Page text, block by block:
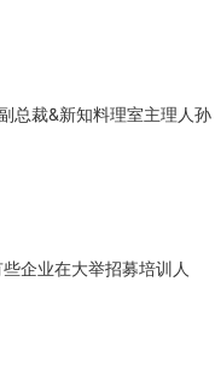
总裁&新知料理室主理人孙
企业在大举招募培训人